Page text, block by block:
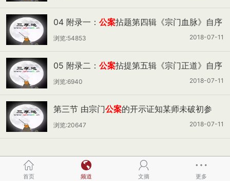
04 附录一： 公案拈题第四辑《宗门血脉》自序
2018-07-11
浏览:54853
05 附录二： 公案拈提第五辑《宗门正道》自序
2018-07-11
浏览:6940
第三节 由宗门公案的开示证知某师未破初参
2018-07-11
浏览:20647
首页 频道 文摘 更多